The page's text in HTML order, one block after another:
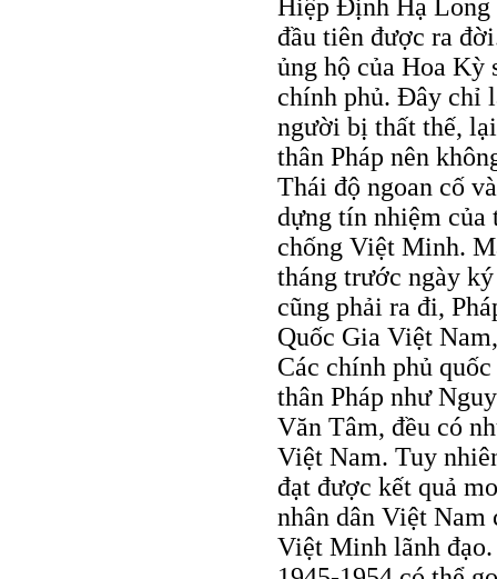
Hiệp Ðịnh Hạ
đầu tiên được ra
ủng hộ của Hoa Kỳ
chính phủ. Ðây chỉ
người bị thất thế,
thân Pháp nên
Thái độ ngoan cố
dựng tín nhiệm của
chống Việt Minh.
tháng trước ngày
cũng phải ra đi,
Quốc Gia Việt
Các chính phủ
thân Pháp như
Văn Tâm, đều có
Việt Nam. Tuy
đạt được kết quả
nhân dân Việt Nam
Việt Minh lãnh